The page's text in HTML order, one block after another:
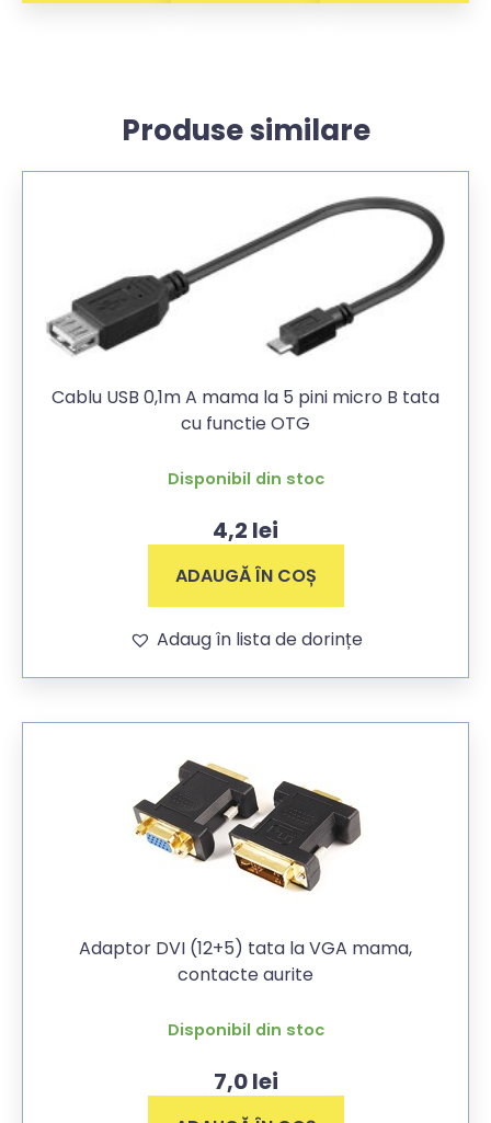
Produse similare
Cablu USB 0,1m A mama la 5 pini micro B tata
cu functie OTG
Disponibil din stoc
4,2 lei
ADAUGĂ ÎN COȘ
Adaug în lista de dorințe
Adaptor DVI (12+5) tata la VGA mama,
contacte aurite
Disponibil din stoc
7,0lei